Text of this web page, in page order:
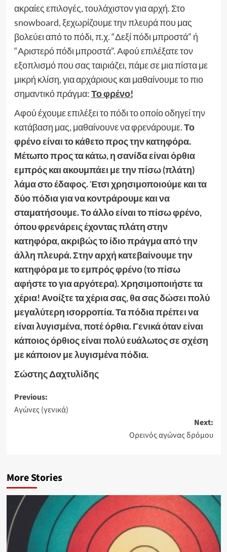
ακραίες επιλογές, τουλάχιστον για αρχή. Στο
snowboard, ξεχωρίζουμε την πλευρά που μας
βολεύει από το πόδι, π.χ. “Δεξί πόδι μπροστά” ή
“Αριστερό πόδι μπροστά”. Αφού επιλέξατε τον
εξοπλισμό που σας ταιριάζει, πάμε σε μια πίστα με
μικρή κλίση, για αρχάριους και μαθαίνουμε το πιο
σημαντικό πράγμα:Το φρένο!
Αφού έχουμε επιλέξει το πόδι το οποίο οδηγεί την
κατάβαση μας, μαθαίνουνε να φρενάρουμε.Το
φρένο είναι το κάθετο προς την κατηφόρα.
Μέτωπο προς τα κάτω, η σανίδα είναι όρθια
εμπρός και ακουμπάει με την πίσω (πλάτη)
λάμα στο έδαφος. Έτσι χρησιμοποιούμε και τα
δύο πόδια για να κοντράρουμε και να
σταματήσουμε. Το άλλο είναι το πίσω φρένο,
όπου φρενάρεις έχοντας πλάτη στην
κατηφόρα, ακριβώς το ίδιο πράγμα από την
άλλη πλευρά. Στην αρχή κατεβαίνουμε την
κατηφόρα με το εμπρός φρένο (το πίσω
αφήστε το για αργότερα). Χρησιμοποιήστε τα
χέρια! Ανοίξτε τα χέρια σας, θα σας δώσει πολύ
μεγαλύτερη ισορροπία. Τα πόδια πρέπει να
είναι λυγισμένα, ποτέ όρθια. Γενικά όταν είναι
κάποιος όρθιος είναι πολύ ευάλωτος σε σχέση
με κάποιον με λυγισμένα πόδια.
Σώστης Δαχτυλίδης
Previous:
Αγώνες (γενικά)
Next:
Ορεινός αγώνας δρόμου
More Stories